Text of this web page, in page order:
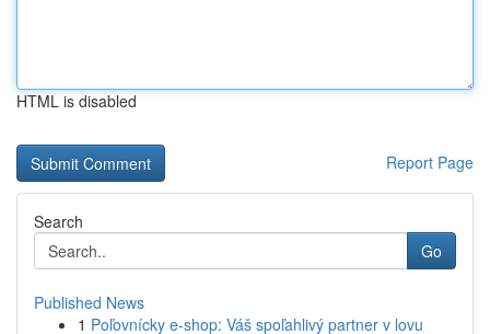
HTML is disabled
Report Page
Search
Go
Published News
1 Poľovnícky e-shop: Váš spoľahlivý partner v lovu